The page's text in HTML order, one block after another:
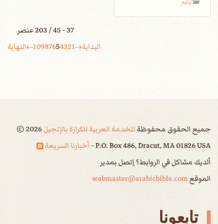
ترانيم
37 - 45 / 203 عنصر
البداية
1
2
3
4
5
6
7
8
9
10 النهاية
جميع الحقوق محفوظةللخدمة العربية للكرازة بالإنجيل ©2026
P.O. Box 486, Dracut, MA 01826 USA - أخبارنا السريعة
ألديك مشاكل في الروابط؟ إتصل بمدير
الموقعwebmaster@arabicbible.com
تابعونا